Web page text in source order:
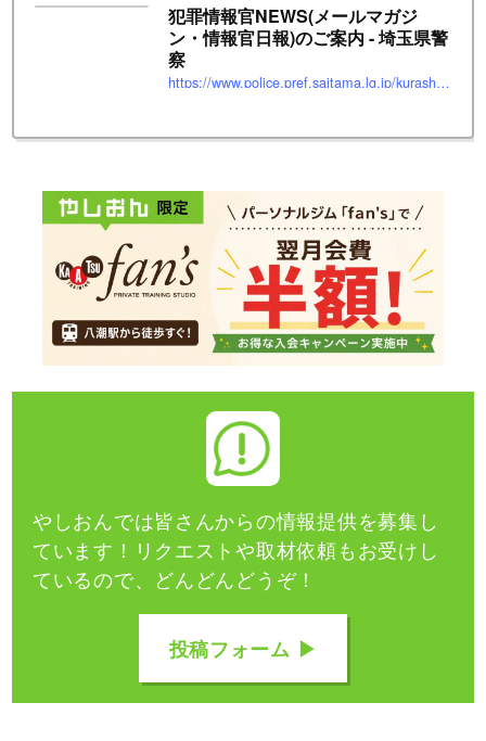
犯罪情報官NEWS(メールマガジ
ン・情報官日報)のご案内 - 埼玉県警
察
https://www.police.pref.saitama.lg.jp/kurashi/annai/index.html
やしおんでは皆さんからの情報提供を募集し
ています！ リクエストや取材依頼もお受けし
ているので、どんどんどうぞ！
投稿フォーム ▶